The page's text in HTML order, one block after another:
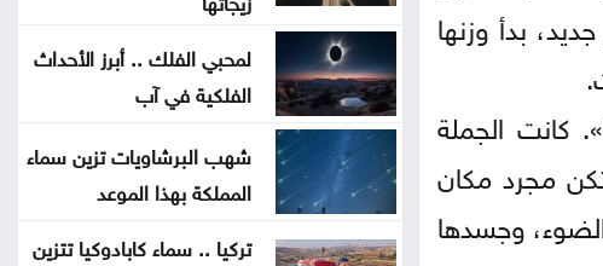
بدأ وزنها
كانت الجملة
مجرد مكان
الضوء، وجسدها
المواصفات والمقاييس: لا شكاوى
بشأن أسطوانات الغاز الجديدة
المواصفات والمقاييس: لا خلل في
محطات المحروقات أو مادة البنزين
لمحبي الفلك .. أبرز الأحداث
الفلكية في آب
شهب البرشاويات تزين سماء
المملكة بهذا الموعد
تركيا .. سماء كابادوكيا تتزين